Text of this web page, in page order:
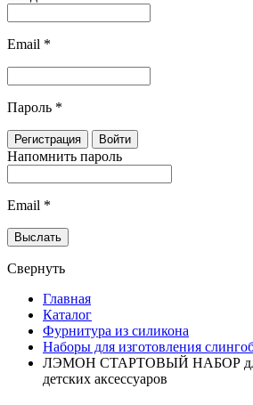
Email *
Пароль *
Напомнить пароль
Email *
Свернуть
Главная
Каталог
Фурнитура из силикона
Наборы для изготовления
ЛЭМОН СТАРТОВЫЙ НАБОР для
детских аксессуаров